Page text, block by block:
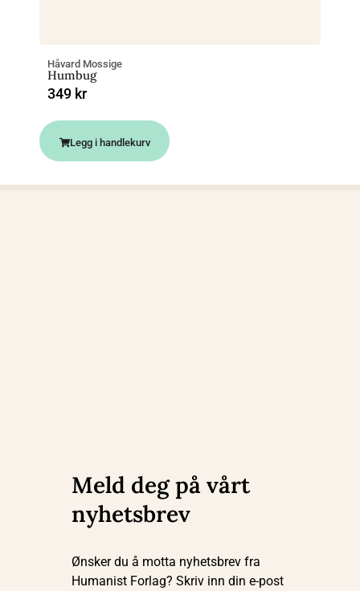
Håvard Mossige
Humbug
349 kr
Legg i handlekurv
Meld deg på vårt
nyhetsbrev
Ønsker du å motta nyhetsbrev fra
Humanist Forlag? Skriv inn din e-post